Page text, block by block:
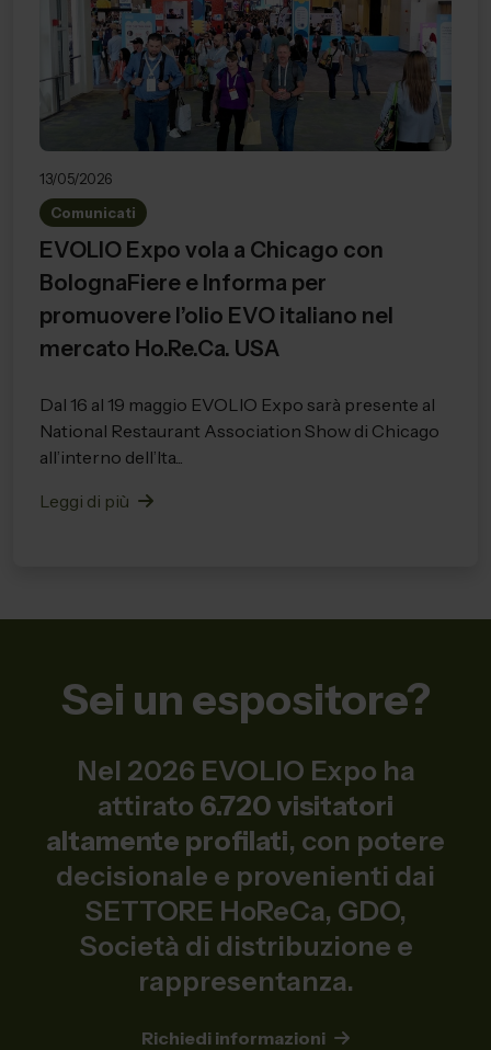
13/05/2026
Comunicati
EVOLIO Expo vola a Chicago con
BolognaFiere e Informa per
promuovere l’olio EVO italiano nel
mercato Ho.Re.Ca. USA
Dal 16 al 19 maggio EVOLIO Expo sarà presente al
National Restaurant Association Show di Chicago
all’interno dell’Ita...
Leggi di più
Sei un espositore?
Nel 2026 EVOLIO Expo ha
attirato 6.720 visitatori
altamente profilati, con potere
decisionale e provenienti dai
SETTORE HoReCa, GDO,
Società di distribuzione e
rappresentanza.
Richiedi informazioni